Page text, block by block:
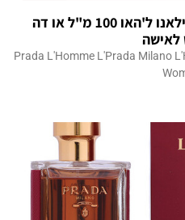
פראדה לה פאם פראדה מילאנו ל'האו 100 מ"ל או דה
לאישה
Prada L'Homme L'Prada Milano